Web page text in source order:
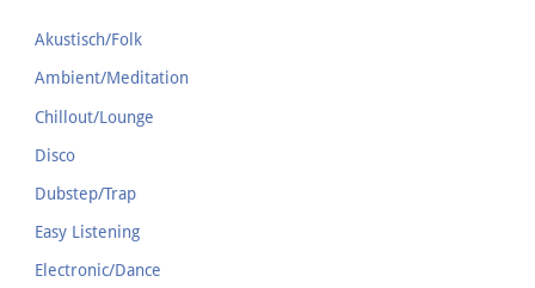
Akustisch/Folk
Ambient/Meditation
Chillout/Lounge
Disco
Dubstep/Trap
Easy Listening
Electronic/Dance